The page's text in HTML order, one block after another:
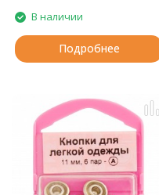
В наличии
Подробнее